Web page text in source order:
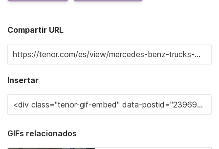
Compartir URL
Insertar
GIFs relacionados